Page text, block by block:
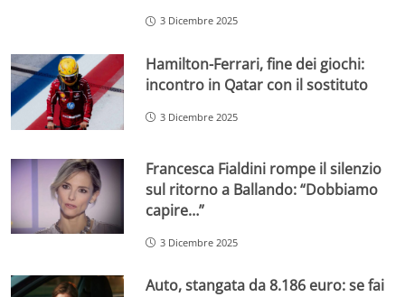
3 Dicembre 2025
Hamilton-Ferrari, fine dei giochi:
incontro in Qatar con il sostituto
3 Dicembre 2025
Francesca Fialdini rompe il silenzio
sul ritorno a Ballando: “Dobbiamo
capire…”
3 Dicembre 2025
Auto, stangata da 8.186 euro: se fai